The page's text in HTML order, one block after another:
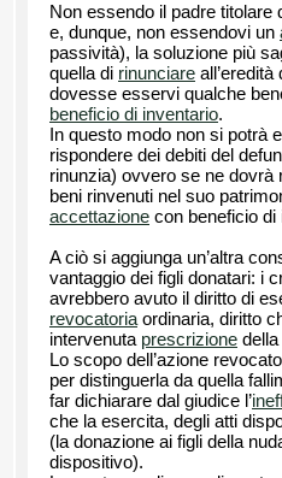
Non essendo il padre titolare
e, dunque, non essendovi un
passività), la soluzione più
quella di rinunciare
dovesse esservi qualche
beneficio di inventario.
In questo modo non si potrà
rispondere dei debiti del
rinunzia) ovvero se ne dovrà
beni rinvenuti nel suo
accettazione con beneficio di
A ciò si aggiunga un’altra
vantaggio dei figli donatari: i
avrebbero avuto il diritto di
revocatoria ordinaria, diritto
intervenuta prescrizione
Lo scopo dell’azione
per distinguerla da quella
far dichiarare dal giudice l’
che la esercita, degli atti
(la donazione ai figli della
dispositivo).